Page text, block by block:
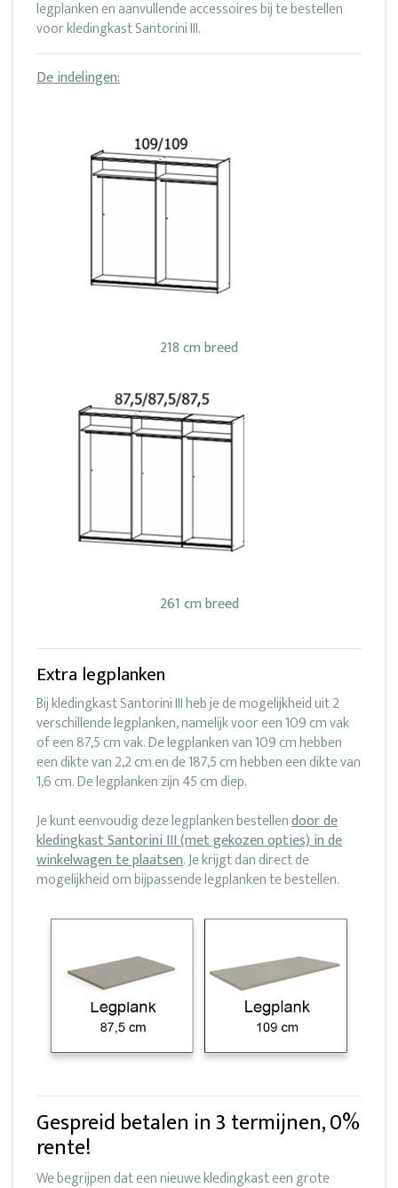
legplanken en aanvullende accessoires bij te bestellen
voor kledingkast Santorini III.
De indelingen:
218 cm breed
261 cm breed
Extra legplanken
Bij kledingkast Santorini III heb je de mogelijkheid uit 2
verschillende legplanken, namelijk voor een 109 cm vak
of een 87,5 cm vak. De legplanken van 109 cm hebben
een dikte van 2,2 cm en de 187,5 cm hebben een dikte van
1,6 cm. De legplanken zijn 45 cm diep.
Je kunt eenvoudig deze legplanken bestellendoor de
kledingkast Santorini III (met gekozen opties) in de
winkelwagen te plaatsen. Je krijgt dan direct de
mogelijkheid om bijpassende legplanken te bestellen.
Gespreid betalen in 3 termijnen, 0%
rente!
We begrijpen dat een nieuwe kledingkast een grote